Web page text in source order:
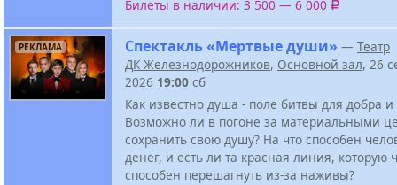
Билеты в наличии: 3 500 — 6 000
РЕКЛАМА Спектакль «Мертвые души» — Театр
ДК Железнодорожников, Основной зал, 26
2026 19:00 сб
Как известно душа - поле битвы для добра и
Возможно ли в погоне за материальными
сохранить свою душу? На что способен
денег, и есть ли та красная линия, которую
способен перешагнуть из-за наживы?